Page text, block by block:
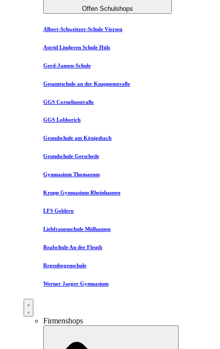
Offen Schulshops
Albert-Schweitzer-Schule Viersen
Astrid Lindgren Schule Hüls
Gerd-Jansen-Schule
Gesamtschule an der Knappenstraße
GGS Corneliusstraße
GGS Lobberich
Grundschule am Königsbach
Grundschule Gerschede
Gymnasium Thomaeum
Krupp Gymnasium Rheinhausen
LFS Geldern
Liebfrauenschule Mülhausen​
Realschule An der Fleuth
Regenbogenschule
Werner Jaeger Gymnasium
Firmenshops